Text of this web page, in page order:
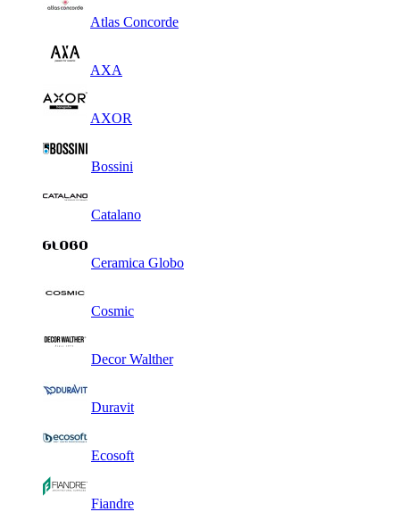
Atlas Concorde
AXA
AXOR
Bossini
Catalano
Ceramica Globo
Cosmic
Decor Walther
Duravit
Ecosoft
Fiandre